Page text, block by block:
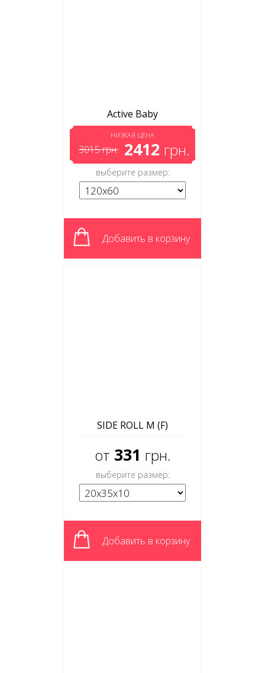
Active Baby
НИЗКАЯ ЦЕНА
3015грн. 2412 грн.
выберите размер:
Добавить в корзину
SIDE ROLL M (F)
от 331 грн.
выберите размер:
Добавить в корзину